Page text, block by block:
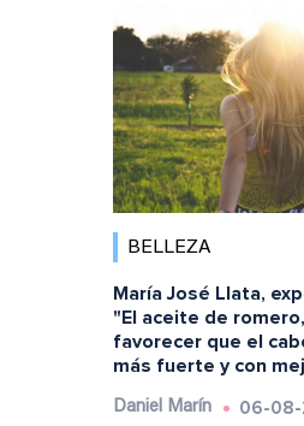
BELLEZA
María José Llata,
"El aceite de
favorecer que el
más fuerte y con
Daniel Marín 06-